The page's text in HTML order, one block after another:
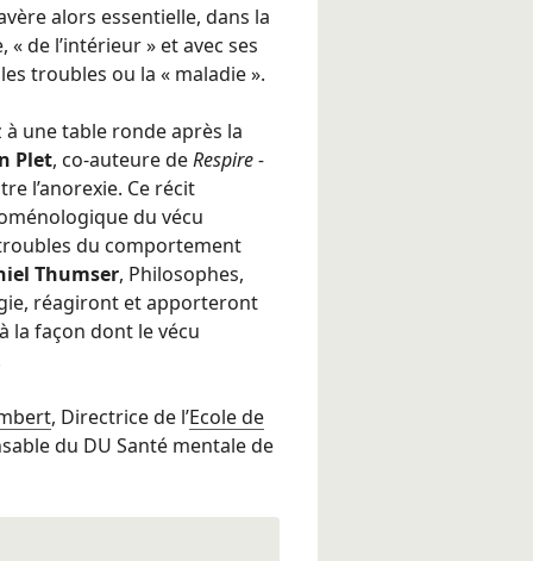
alors essentielle, dans la
de l’intérieur » et avec ses
troubles ou la « maladie ».
une table ronde après la
Plet, co-auteure deRespire -
l’anorexie. Ce récit
du vécu
du comportement
Thumser, Philosophes,
réagiront et apporteront
la façon dont le vécu
, Directrice de l’Ecole de
du DU Santé mentale de